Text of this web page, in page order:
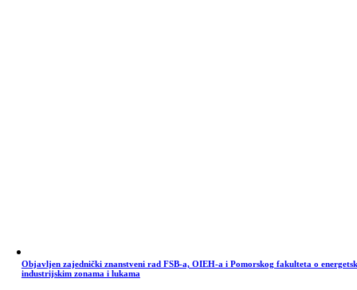
Objavljen zajednički znanstveni rad FSB-a, OIEH-a i Pomorskog fakulteta o
industrijskim zonama i lukama